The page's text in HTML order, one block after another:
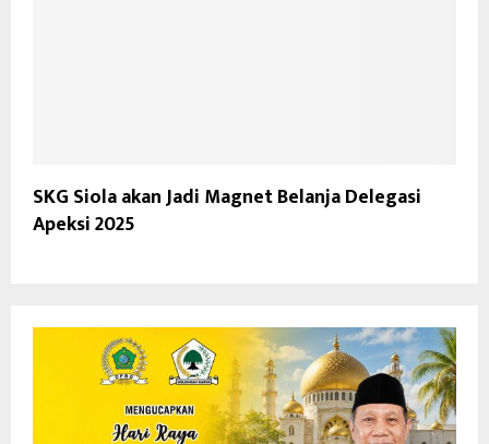
SKG Siola akan Jadi Magnet Belanja Delegasi
Apeksi 2025